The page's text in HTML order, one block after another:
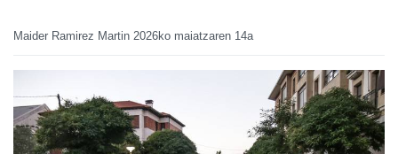
Maider Ramirez Martin 2026ko maiatzaren 14a